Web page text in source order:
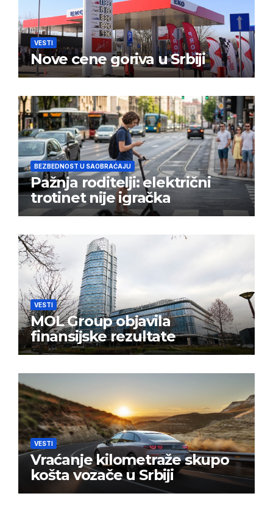
VESTI
Nove cene goriva u Srbiji
BEZBEDNOST U SAOBRAĆAJU
Pažnja roditelji: električni
trotinet nije igračka
VESTI
MOL Group objavila
finansijske rezultate
VESTI
Vraćanje kilometraže skupo
košta vozače u Srbiji